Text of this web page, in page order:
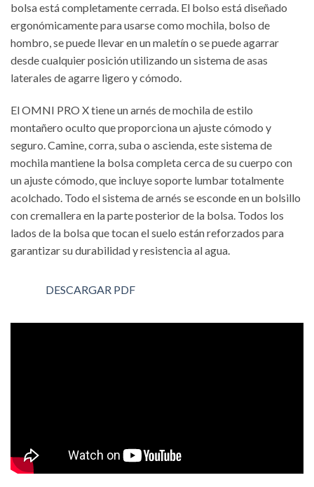
bolsa está completamente cerrada. El bolso está diseñado
ergonómicamente para usarse como mochila, bolso de
hombro, se puede llevar en un maletín o se puede agarrar
desde cualquier posición utilizando un sistema de asas
laterales de agarre ligero y cómodo.
El OMNI PRO X tiene un arnés de mochila de estilo
montañero oculto que proporciona un ajuste cómodo y
seguro. Camine, corra, suba o ascienda, este sistema de
mochila mantiene la bolsa completa cerca de su cuerpo con
un ajuste cómodo, que incluye soporte lumbar totalmente
acolchado. Todo el sistema de arnés se esconde en un bolsillo
con cremallera en la parte posterior de la bolsa. Todos los
lados de la bolsa que tocan el suelo están reforzados para
garantizar su durabilidad y resistencia al agua.
DESCARGAR PDF